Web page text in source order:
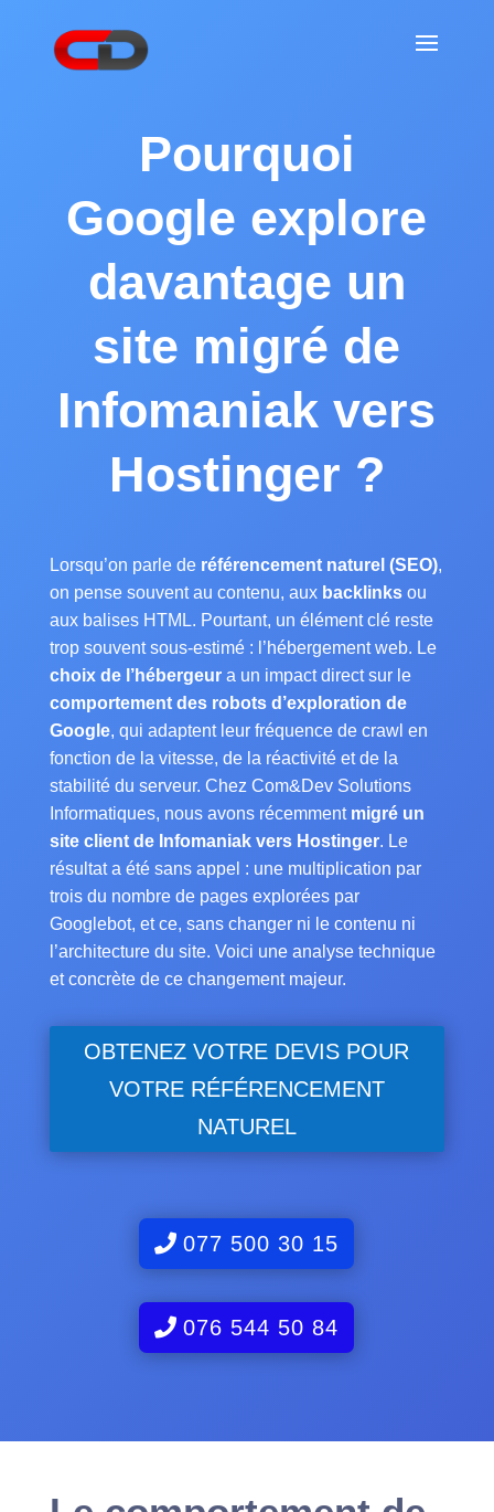
Pourquoi
Google explore
davantage un
site migré de
Infomaniak vers
Hostinger ?
Lorsqu’on parle de référencement naturel (SEO),
on pense souvent au contenu, aux backlinksou
aux balises HTML. Pourtant, un élément clé reste
trop souvent sous-estimé : l’hébergement web. Le
choix de l’hébergeura un impact direct sur le
comportement des robots d’exploration de
Google, qui adaptent leur fréquence de crawl en
fonction de la vitesse, de la réactivité et de la
stabilité du serveur. Chez Com&Dev Solutions
Informatiques, nous avons récemment migré un
site client de Infomaniak vers Hostinger. Le
résultat a été sans appel : une multiplication par
trois du nombre de pages explorées par
Googlebot, et ce, sans changer ni le contenu ni
l’architecture du site. Voici une analyse technique
et concrète de ce changement majeur.
OBTENEZ VOTRE DEVIS POUR
VOTRE RÉFÉRENCEMENT
NATUREL
077 500 30 15
076 544 50 84